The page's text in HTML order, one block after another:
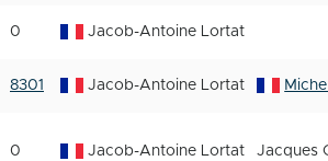
0 Jacob-Antoine Lortat
8301 Jacob-Antoine Lortat
0 Jacob-Antoine Lortat Jacques